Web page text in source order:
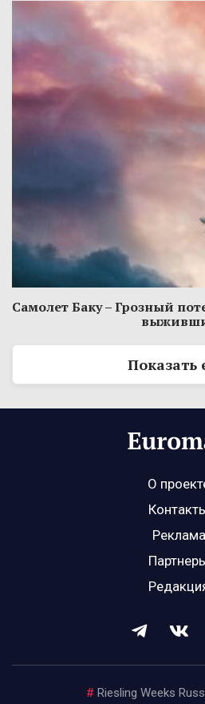
Самолет Баку – Грозный
Показать
О
Реклама
# Riesling Weeks